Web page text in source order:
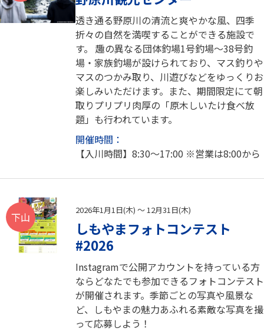
透き通る野原川の清流と爽やかな風、四季
折々の自然を満喫することができる施設で
す。 趣の異なる団体釣場1号釣場～38号釣
場・家族釣場が設けられており、マス釣りや
マスのつかみ取り、川遊びなどをゆっくりお
楽しみいただけます。また、期間限定にて朝
取りプリプリ肉厚の「原木しいたけ食べ放
題」も行われています。
開催時間：
【入川時間】8:30～17:00 ※営業は8:00から
下山
2026年1月1日(木) ～ 12月31日(木)
しもやまフォトコンテスト
#2026
Instagramで公開アカウントを持っている方
ならどなたでも参加できるフォトコンテスト
が開催されます。季節ごとの写真や風景な
ど、しもやまの魅力あふれる素敵な写真を撮
って応募しよう！